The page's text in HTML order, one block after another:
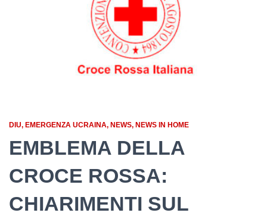
DIU EMERGENZA UCRAINA NEWS NEWS IN HOME
EMBLEMA DELLA
CROCE ROSSA:
CHIARIMENTI SUL